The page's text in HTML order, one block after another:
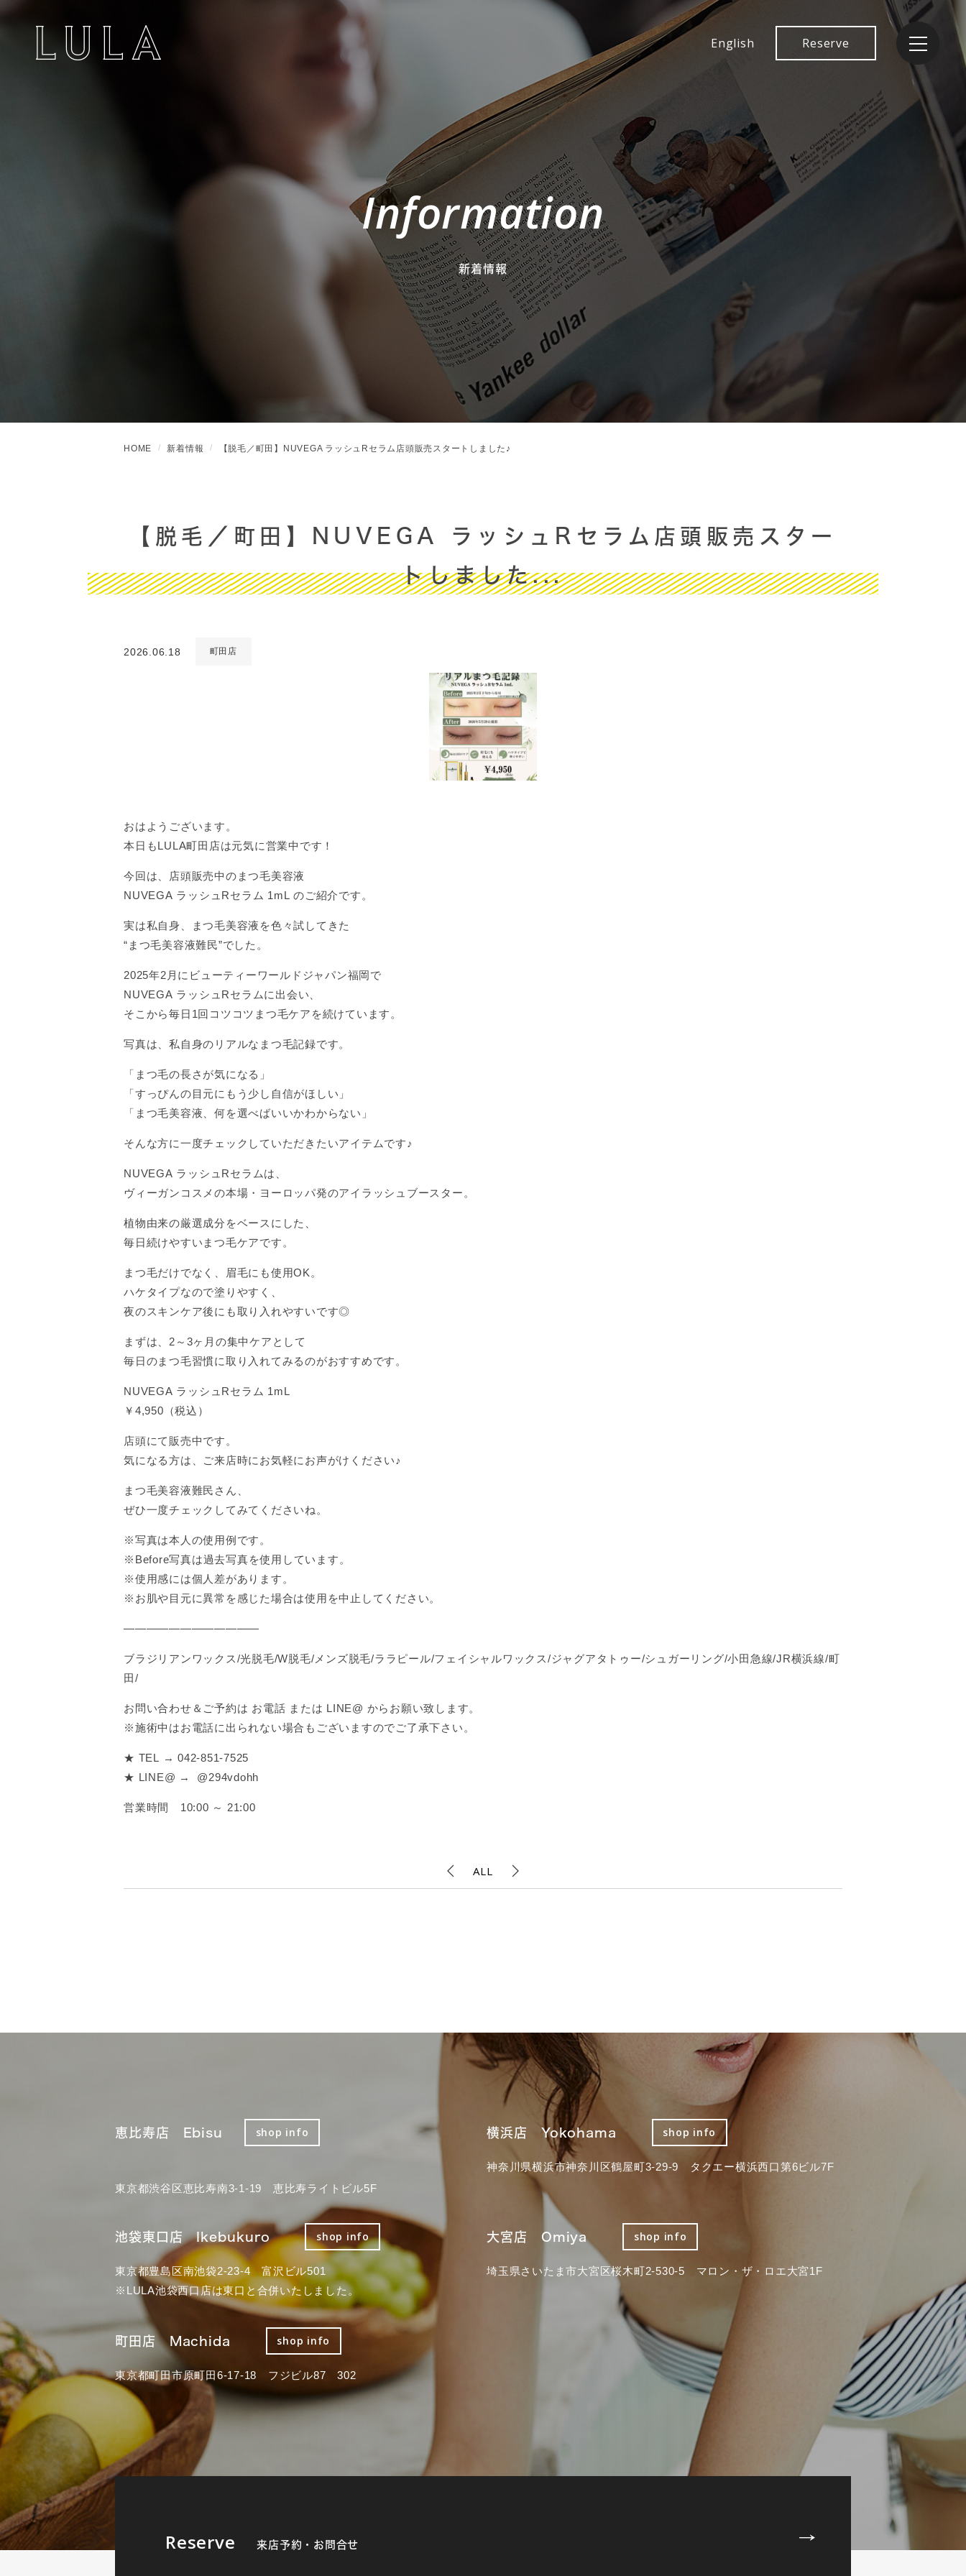
English Reserve
Information
新着情報
HOME 新着情報 【脱毛／町田】NUVEGA ラッシュRセラム店頭販売スタートしました♪
【脱毛／町田】NUVEGA ラッシュRセラム店頭販売スター
トしました...
2026.06.18 町田店
おはようございます。
本日もLULA町田店は元気に営業中です！
今回は、店頭販売中のまつ毛美容液
NUVEGA ラッシュRセラム 1mL のご紹介です。
実は私自身、まつ毛美容液を色々試してきた
“まつ毛美容液難民”でした。
2025年2月にビューティーワールドジャパン福岡で
NUVEGA ラッシュRセラムに出会い、
そこから毎日1回コツコツまつ毛ケアを続けています。
写真は、私自身のリアルなまつ毛記録です。
「まつ毛の長さが気になる」
「すっぴんの目元にもう少し自信がほしい」
「まつ毛美容液、何を選べばいいかわからない」
そんな方に一度チェックしていただきたいアイテムです♪
NUVEGA ラッシュRセラムは、
ヴィーガンコスメの本場・ヨーロッパ発のアイラッシュブースター。
植物由来の厳選成分をベースにした、
毎日続けやすいまつ毛ケアです。
まつ毛だけでなく、眉毛にも使用OK。
ハケタイプなので塗りやすく、
夜のスキンケア後にも取り入れやすいです◎
まずは、2～3ヶ月の集中ケアとして
毎日のまつ毛習慣に取り入れてみるのがおすすめです。
NUVEGA ラッシュRセラム 1mL
￥4,950（税込）
店頭にて販売中です。
気になる方は、ご来店時にお気軽にお声がけください♪
まつ毛美容液難民さん、
ぜひ一度チェックしてみてくださいね。
※写真は本人の使用例です。
※Before写真は過去写真を使用しています。
※使用感には個人差があります。
※お肌や目元に異常を感じた場合は使用を中止してください。
――――――――――――
ブラジリアンワックス/光脱毛/W脱毛/メンズ脱毛/ララピール/フェイシャルワックス/ジャグアタトゥー/シュガーリング/小田急線/JR横浜線/町
田/
お問い合わせ＆ご予約は お電話 または LINE@ からお願い致します。
※施術中はお電話に出られない場合もございますのでご了承下さい。
★ TEL → 042-851-7525
★ LINE@ → @294vdohh
営業時間 10:00 ～ 21:00
ALL
恵比寿店 Ebisu shop info
東京都渋谷区恵比寿南3-1-19 恵比寿ライトビル5F
横浜店 Yokohama shop info
神奈川県横浜市神奈川区鶴屋町3-29-9 タクエー横浜西口第6ビル7F
池袋東口店 Ikebukuro shop info
東京都豊島区南池袋2-23-4 富沢ビル501
※LULA池袋西口店は東口と合併いたしました。
大宮店 Omiya shop info
埼玉県さいたま市大宮区桜木町2-530-5 マロン・ザ・ロエ大宮1F
町田店 Machida shop info
東京都町田市原町田6-17-18 フジビル87 302
Reserve 来店予約・お問合せ